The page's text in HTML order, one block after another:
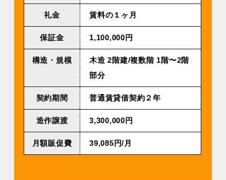
礼金 賃料の１ヶ月
保証金 1,100,000円
構造・規模
⽊造 2階建/複数階 1階〜2階
部分
契約期間 普通賃貸借契約２年
造作譲渡 3,300,000円
⽉額販促費 39,085円/⽉